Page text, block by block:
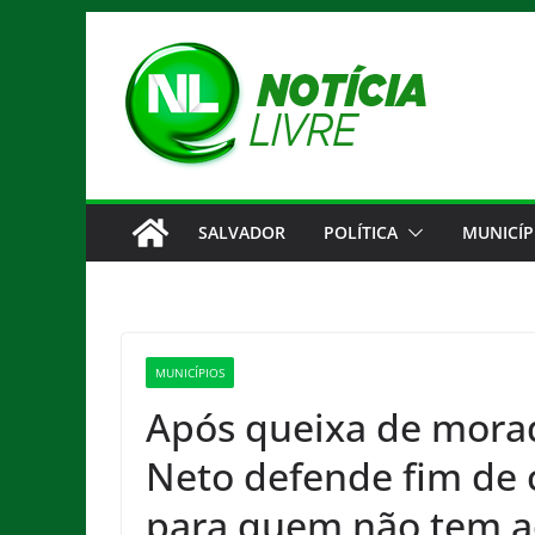
conteúdo
SALVADOR POLÍTICA
MUNICÍPIOS
Após queixa de
Neto defende fim de